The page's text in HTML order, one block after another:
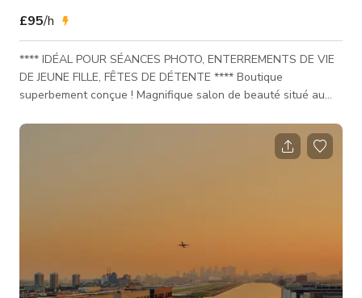
£95/h
**** IDÉAL POUR SÉANCES PHOTO, ENTERREMENTS DE VIE
DE JEUNE FILLE, FÊTES DE DÉTENTE **** Boutique
superbement conçue ! Magnifique salon de beauté situé au
utilisé pour votre enterrement de vie de jeune fille, fête
détente, anniversaire, cours de yoga, ou projets photo &